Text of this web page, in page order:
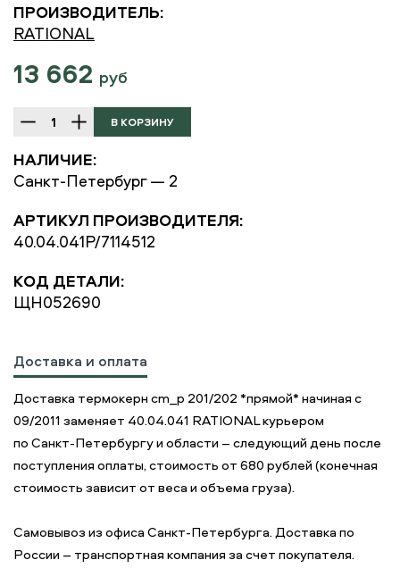
ПРОИЗВОДИТЕЛЬ:
RATIONAL
13 662 руб
НАЛИЧИЕ:
Санкт-Петербург — 2
АРТИКУЛ ПРОИЗВОДИТЕЛЯ:
40.04.041P/7114512
КОД ДЕТАЛИ:
ЩН052690
Доставка и оплата
Доставка термокерн cm_p 201/202 *прямой* начиная с
09/2011 заменяет 40.04.041 RATIONAL курьером
по Санкт-Петербургу и области – следующий день после
поступления оплаты, стоимость от 680 рублей (конечная
стоимость зависит от веса и объема груза).
Самовывоз из офиса Санкт-Петербурга. Доставка по
России – транспортная компания за счет покупателя.